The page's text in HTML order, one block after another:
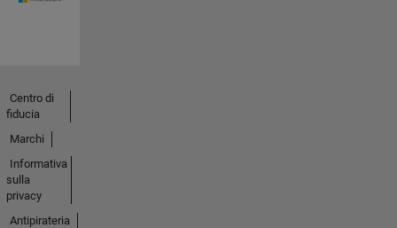
Centro di
fiducia
Marchi
Informativa
sulla
privacy
Antipirateria